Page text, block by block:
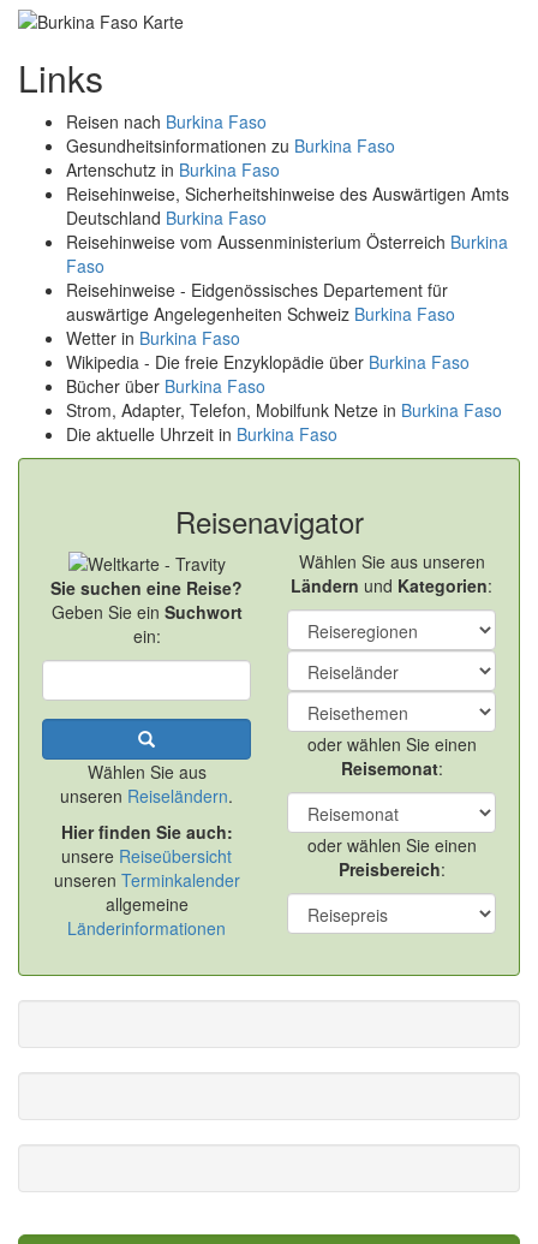
Links
Reisen nach Burkina Faso
Gesundheitsinformationen zu Burkina Faso
Artenschutz in Burkina Faso
Reisehinweise, Sicherheitshinweise des Auswärtigen Amts
Deutschland Burkina Faso
Reisehinweise vom Aussenministerium Österreich Burkina
Faso
Reisehinweise - Eidgenössisches Departement für
auswärtige Angelegenheiten Schweiz Burkina Faso
Wetter in Burkina Faso
Wikipedia - Die freie Enzyklopädie über Burkina Faso
Bücher über Burkina Faso
Strom, Adapter, Telefon, Mobilfunk Netze in Burkina Faso
Die aktuelle Uhrzeit in Burkina Faso
Reisenavigator
Sie suchen eine Reise?
Geben Sie ein Suchwort
ein:
Wählen Sie aus
unseren Reiseländern.
Hier finden Sie auch:
unsere Reiseübersicht
unseren Terminkalender
allgemeine
Länderinformationen
Wählen Sie aus unseren
Ländern und Kategorien:
oder wählen Sie einen
Reisemonat:
oder wählen Sie einen
Preisbereich: